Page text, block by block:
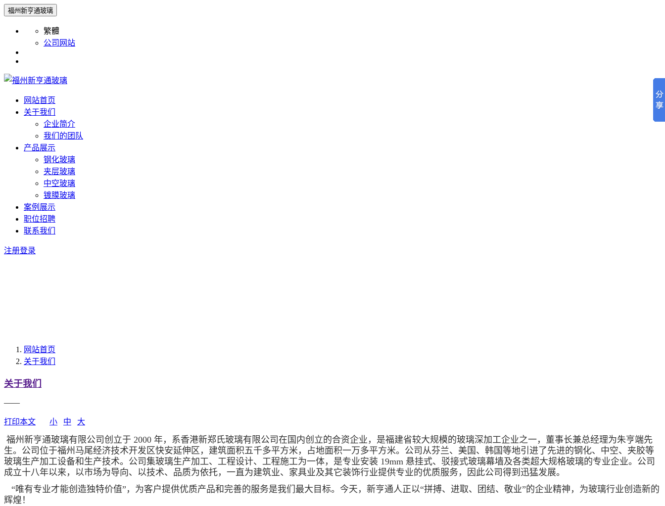
福州新亨通玻璃
繁體
公司网站
网站首页
关于我们
企业简介
我们的团队
产品展示
钢化玻璃
夹层玻璃
中空玻璃
镀膜玻璃
案例展示
职位招聘
联系我们
注册登录
网站首页
关于我们
关于我们
——
打印本文 小 中 大
福州新亨通玻璃有限公司创立于 2000 年，系香港新郑氏玻璃有限公司在国内创立的合资企业，是福建省较大规模的玻璃深加工企业之一，董事长兼总经理为朱亨端先
生。公司位于福州马尾经济技术开发区快安延伸区，建筑面积五千多平方米，占地面积一万多平方米。公司从芬兰、美国、韩国等地引进了先进的钢化、中空、夹胶等
玻璃生产加工设备和生产技术。公司集玻璃生产加工、工程设计、工程施工为一体，是专业安装 19mm 悬挂式、驳接式玻璃幕墙及各类超大规格玻璃的专业企业。公司
成立十八年以来，以市场为导向、以技术、品质为依托，一直为建筑业、家具业及其它装饰行业提供专业的优质服务，因此公司得到迅猛发展。
“唯有专业才能创造独特价值”，为客户提供优质产品和完善的服务是我们最大目标。今天，新亨通人正以“拼搏、进取、团结、敬业”的企业精神，为玻璃行业创造新的
辉煌！